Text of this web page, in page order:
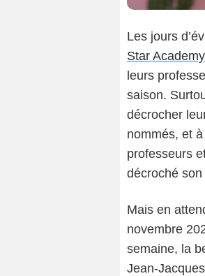
Les jours
Star
leurs
saison.
décrocher
nommés, et
professeurs
décroché
Mais en
novembre
semaine, la
Jean-